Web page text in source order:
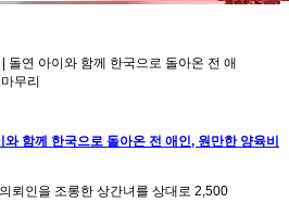
함께 한국으로 돌아온 전 애인, 원만한 양육비